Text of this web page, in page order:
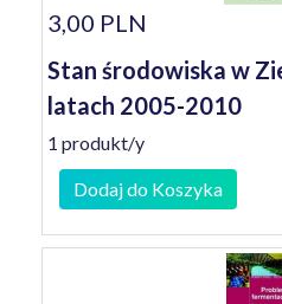
3,00 PLN
Stan środowiska w
latach 2005-2010
1 produkt/y
Dodaj do Koszyka